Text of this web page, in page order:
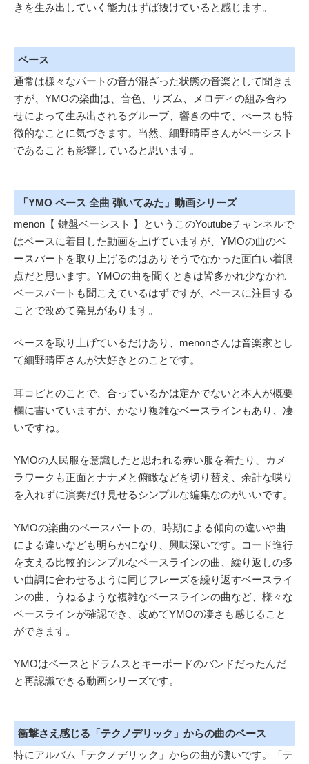
きを生み出していく能力はずば抜けていると感じます。
ベース
通常は様々なパートの音が混ざった状態の音楽として聞きま
すが、YMOの楽曲は、音色、リズム、メロディの組み合わ
せによって生み出されるグルーブ、響きの中で、べースも特
徴的なことに気づきます。当然、細野晴臣さんがベーシスト
であることも影響していると思います。
「YMO ベース 全曲 弾いてみた」動画シリーズ
menon【 鍵盤ベーシスト 】というこのYoutubeチャンネルで
はベースに着目した動画を上げていますが、YMOの曲のベ
ースパートを取り上げるのはありそうでなかった面白い着眼
点だと思います。YMOの曲を聞くときは皆多かれ少なかれ
ベースパートも聞こえているはずですが、ベースに注目する
ことで改めて発見があります。
ベースを取り上げているだけあり、menonさんは音楽家とし
て細野晴臣さんが大好きとのことです。
耳コピとのことで、合っているかは定かでないと本人が概要
欄に書いていますが、かなり複雑なベースラインもあり、凄
いですね。
YMOの人民服を意識したと思われる赤い服を着たり、カメ
ラワークも正面とナナメと俯瞰などを切り替え、余計な喋り
を入れずに演奏だけ見せるシンプルな編集なのがいいです。
YMOの楽曲のベースパートの、時期による傾向の違いや曲
による違いなども明らかになり、興味深いです。コード進行
を支える比較的シンプルなベースラインの曲、繰り返しの多
い曲調に合わせるように同じフレーズを繰り返すベースライ
ンの曲、うねるような複雑なベースラインの曲など、様々な
ベースラインが確認でき、改めてYMOの凄さも感じること
ができます。
YMOはベースとドラムスとキーボードのバンドだったんだ
と再認識できる動画シリーズです。
衝撃さえ感じる「テクノデリック」からの曲のベース
特にアルバム「テクノデリック」からの曲が凄いです。「テ